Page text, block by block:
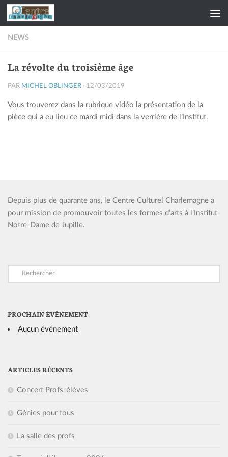
Skip to content
NEWS
La révolte du troisième âge
PAR MICHEL OBLINGER · 12/03/2019
Vous trouverez dans la rubrique vidéo la présentation de la
pièce qui a eu lieu ce mardi midi dans la verrière de l’Institut.
Depuis plus de quarante ans, le Centre Culturel Charlemagne a
pour mission de promouvoir toutes les formes d’arts à l’Institut
Notre-Dame de Jupille.
PROCHAIN ÉVÈNEMENT
Aucun événement
ARTICLES RÉCENTS
Concert Profs-élèves
Génies pour tous
La salle des profs